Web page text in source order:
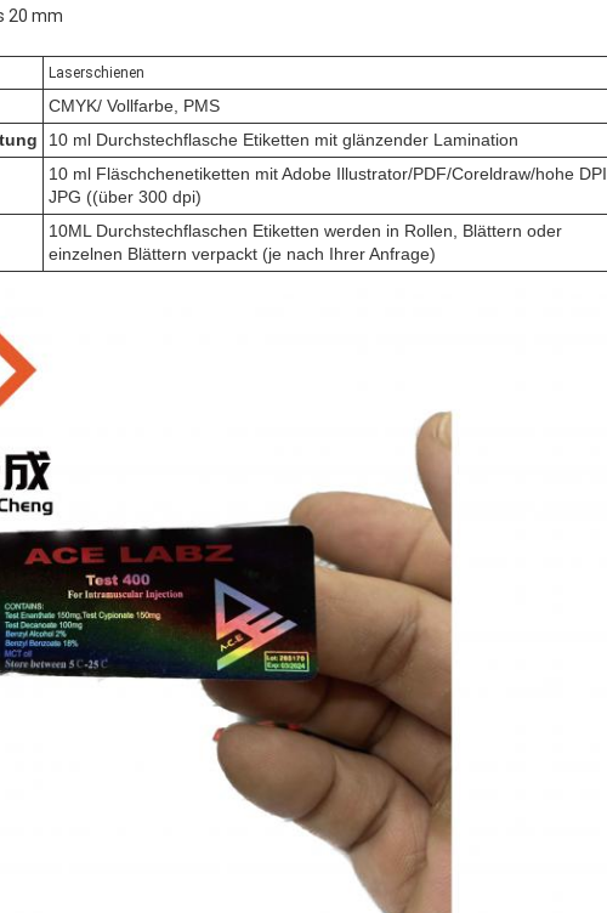
20 mm
Laserschienen
CMYK/ Vollfarbe, PMS
10 ml Durchstechflasche Etiketten mit glänzender Lamination
10 ml Fläschchenetiketten mit Adobe Illustrator/PDF/Coreldraw/hohe DPI
JPG ((über 300 dpi)
10ML Durchstechflaschen Etiketten werden in Rollen, Blättern oder
einzelnen Blättern verpackt (je nach Ihrer Anfrage)